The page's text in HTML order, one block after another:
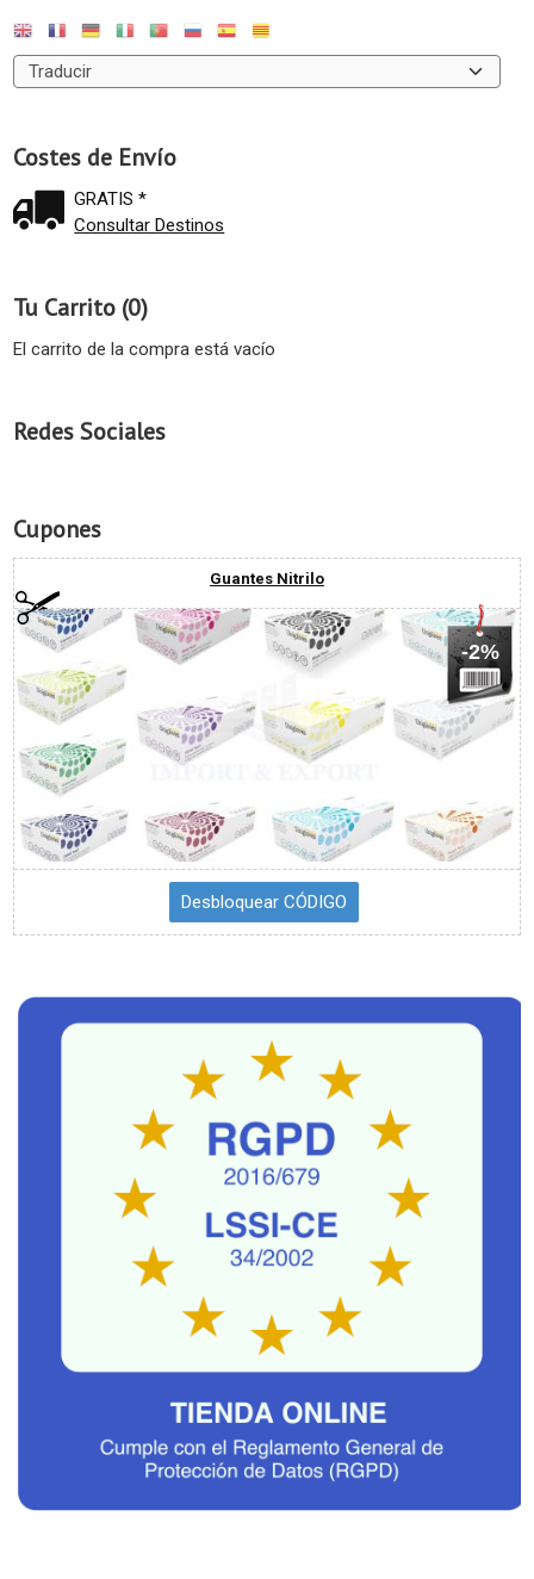
Costes de Envío
GRATIS *
Consultar Destinos
Tu Carrito (0)
El carrito de la compra está vacío
Redes Sociales
Cupones
Guantes Nitrilo
-2%